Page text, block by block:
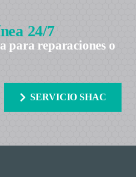
24/7
para reparaciones o
SERVICIO SHAC